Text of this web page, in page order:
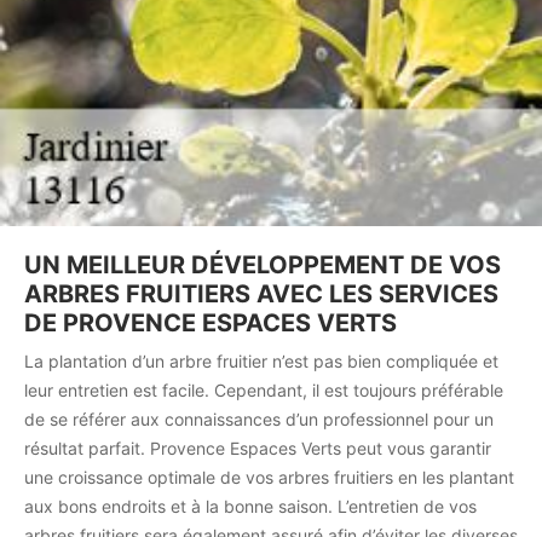
UN MEILLEUR DÉVELOPPEMENT DE VOS
ARBRES FRUITIERS AVEC LES SERVICES
DE PROVENCE ESPACES VERTS
La plantation d’un arbre fruitier n’est pas bien compliquée et
leur entretien est facile. Cependant, il est toujours préférable
de se référer aux connaissances d’un professionnel pour un
résultat parfait. Provence Espaces Verts peut vous garantir
une croissance optimale de vos arbres fruitiers en les plantant
aux bons endroits et à la bonne saison. L’entretien de vos